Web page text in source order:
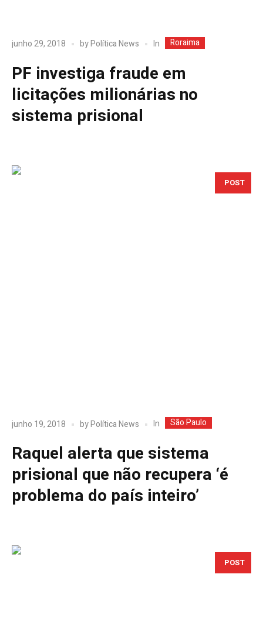
junho 29, 2018 byPolítica News In Roraima
PF investiga fraude em
licitações milionárias no
sistema prisional
POST
junho 19, 2018 byPolítica News In São Paulo
Raquel alerta que sistema
prisional que não recupera ‘é
problema do país inteiro’
POST